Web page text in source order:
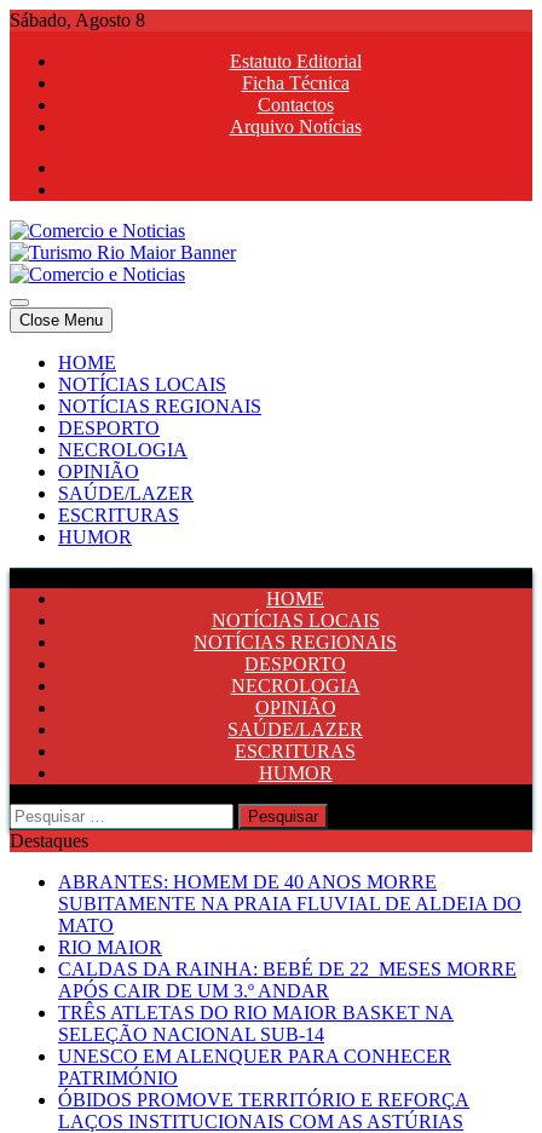
Skip
content
Sábado, Agosto 8
Estatuto Editorial
Ficha Técnica
Contactos
Arquivo Notícias
Comercio e Noticias
Notícias e Publicidade Online
Comercio e Noticias
Notícias e Publicidade Online
Close Menu
HOME
NOTÍCIAS LOCAIS
NOTÍCIAS REGIONAIS
DESPORTO
NECROLOGIA
OPINIÃO
SAÚDE/LAZER
ESCRITURAS
HUMOR
HOME
NOTÍCIAS LOCAIS
NOTÍCIAS REGIONAIS
DESPORTO
NECROLOGIA
OPINIÃO
SAÚDE/LAZER
ESCRITURAS
HUMOR
Pesquisar
por:
Destaques
ABRANTES: HOMEM DE 40 ANOS MORRE
SUBITAMENTE NA PRAIA FLUVIAL DE ALDEIA DO
MATO
RIO MAIOR
CALDAS DA RAINHA: BEBÉ DE 22 MESES MORRE
APÓS CAIR DE UM 3.º ANDAR
TRÊS ATLETAS DO RIO MAIOR BASKET NA
SELEÇÃO NACIONAL SUB-14
UNESCO EM ALENQUER PARA CONHECER
PATRIMÓNIO
ÓBIDOS PROMOVE TERRITÓRIO E REFORÇA
LAÇOS INSTITUCIONAIS COM AS ASTÚRIAS